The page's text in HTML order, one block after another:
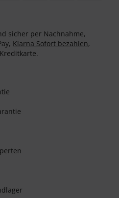
sicher per Nachnahme,
Klarna Sofort bezahlen,